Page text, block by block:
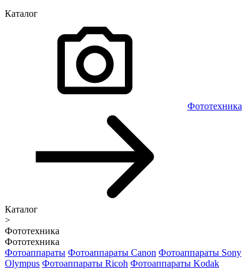
Каталог
Фототехника
Каталог
>
Фототехника
Фототехника
Фотоаппараты Фотоаппараты Canon Фотоаппараты Sony
Olympus Фотоаппараты Ricoh Фотоаппараты Kodak